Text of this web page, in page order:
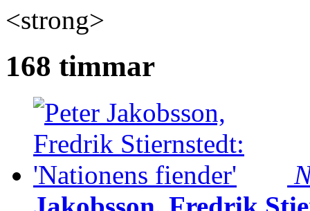
<strong>
168 timmar